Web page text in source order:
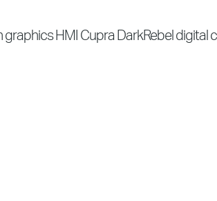
graphics HMI Cupra DarkRebel digital